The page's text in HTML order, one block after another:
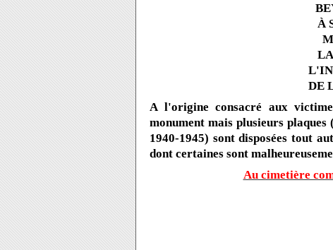
À
DE
A l'origine consacré aux
monument mais plusieurs
1940-1945) sont disposées tout
dont certaines sont
Au cimetière